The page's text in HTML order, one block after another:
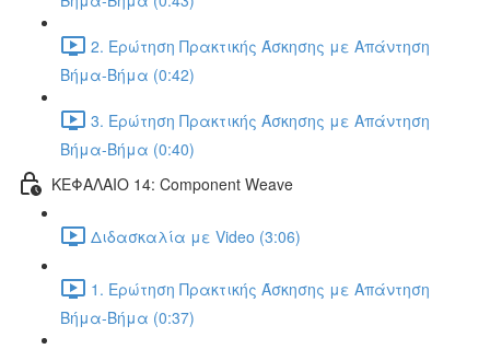
2. Ερώτηση Πρακτικής Άσκησης με Απάντηση
Βήμα-Βήμα (0:42)
3. Ερώτηση Πρακτικής Άσκησης με Απάντηση
Βήμα-Βήμα (0:40)
ΚΕΦΑΛΑΙΟ 14: Component Weave
Διδασκαλία με Video (3:06)
1. Ερώτηση Πρακτικής Άσκησης με Απάντηση
Βήμα-Βήμα (0:37)